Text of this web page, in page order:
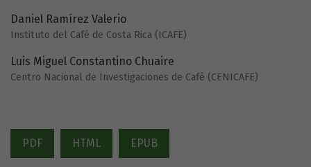
Daniel Ramírez Valerio
Instituto del Café de Costa Rica (ICAFE)
Luis Miguel Constantino Chuaire
Centro Nacional de Investigaciones de Café (CENICAFE)
PDF HTML EPUB